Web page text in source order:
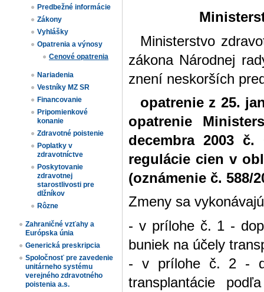
Predbežné informácie
Zákony
Vyhlášky
Opatrenia a výnosy
Cenové opatrenia
Nariadenia
Vestníky MZ SR
Financovanie
Pripomienkové
konanie
Zdravotné poistenie
Poplatky v
zdravotníctve
Poskytovanie
zdravotnej
starostlivosti pre
dlžníkov
Rôzne
Zahraničné vzťahy a
Európska únia
Generická preskripcia
Spoločnosť pre zavedenie
unitárneho systému
verejného zdravotného
poistenia a.s.
Ministerstvo
zákona Národnej
znení neskorších
opatrenie z 25.
opatrenie
decembra 2003 č.
regulácie cien v
(oznámenie č. 588/
Zmeny sa vykonávajú
- v prílohe č. 1 -
buniek na účely
- v prílohe č. 2 -
transplantácie